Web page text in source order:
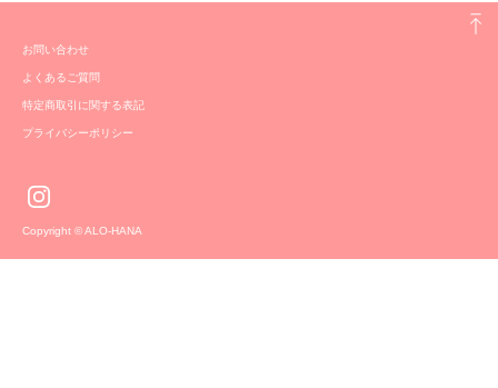
お問い合わせ
よくあるご質問
特定商取引に関する表記
プライバシーポリシー
Copyright © ALO-HANA